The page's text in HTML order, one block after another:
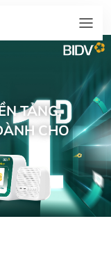
TẢNG,
CHO